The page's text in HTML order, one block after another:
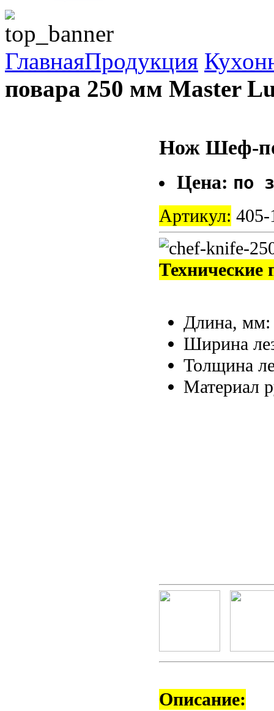
ГлавнаяПродукция
повара 250 мм Master
Нож Шеф-
Цена: по
Артикул: 405-
Технические
Длина,
Ширина
Толщина
Материал
Описание: